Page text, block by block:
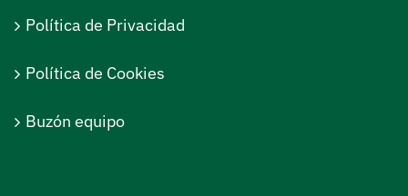
Política de Privacidad
Política de Cookies
Buzón equipo